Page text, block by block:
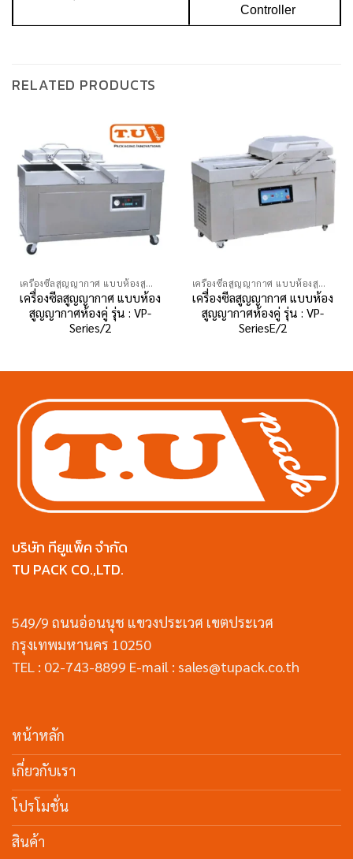
Controller
RELATED PRODUCTS
เครื่องซีลสูญญากาศ แบบห้องสูญญากาศห้องคู่
เครื่องซีลสูญญากาศ แบบห้อง
สูญญากาศห้องคู่ รุ่น : VP-
Series/2
เครื่องซีลสูญญากาศ แบบห้องสูญญากาศห้องคู่
เครื่องซีลสูญญากาศ แบบห้อง
สูญญากาศห้องคู่ รุ่น : VP-
SeriesE/2
บริษัท ทียูแพ็ค จำกัด
TU PACK CO.,LTD.
549/9 ถนนอ่อนนุช แขวงประเวศ เขตประเวศ
กรุงเทพมหานคร 10250
TEL : 02-743-8899 E-mail : sales@tupack.co.th
หน้าหลัก
เกี่ยวกับเรา
โปรโมชั่น
สินค้า